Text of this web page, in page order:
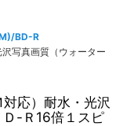
BD-R
写真画質（ウォーター
応）耐水・光沢
-Ｒ16倍１スピ